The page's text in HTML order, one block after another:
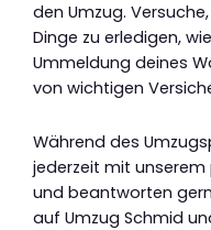
den Umzug.
Dinge zu erledigen,
Ummeldung deines
von wichtigen
Während des
jederzeit mit unserem
und beantworten
auf Umzug Schmid